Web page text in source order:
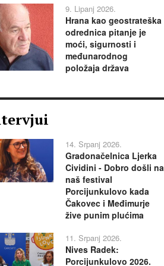
9. Lipanj 2026.
Hrana kao geostrateška
odrednica pitanje je
moći, sigurnosti i
međunarodnog
položaja država
14. Srpanj 2026.
Gradonačelnica Ljerka
Cividini - Dobro došli na
naš festival
Porcijunkulovo kada
Čakovec i Međimurje
žive punim plućima
11. Srpanj 2026.
Nives Radek:
Porcijunkulovo 2026.